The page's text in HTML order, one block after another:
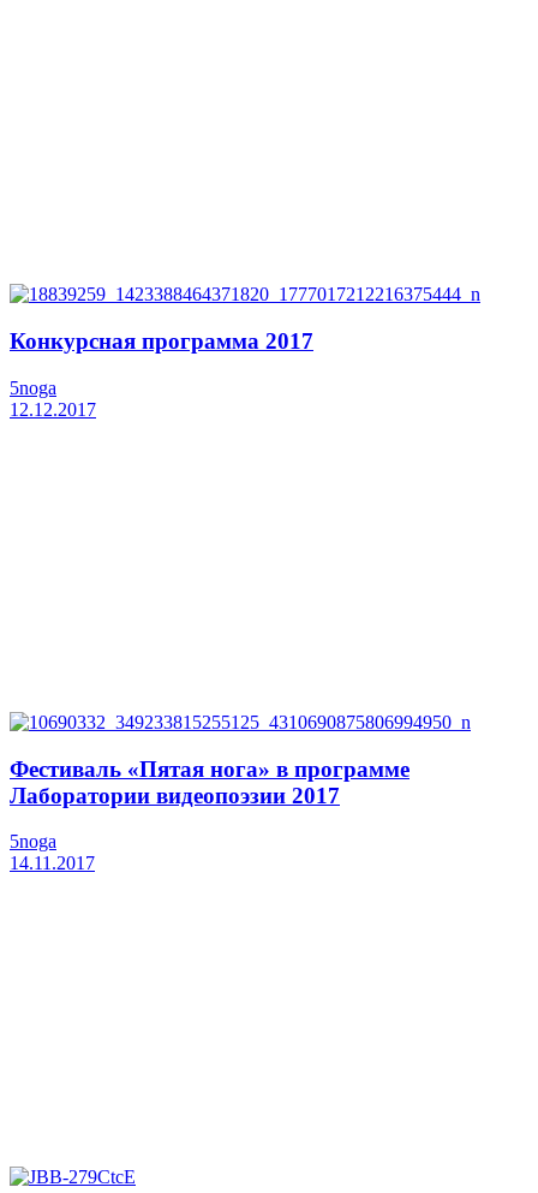
Конкурсная программа 2017
5noga
12.12.2017
Фестиваль «Пятая нога» в программе
Лаборатории видеопоэзии 2017
5noga
14.11.2017